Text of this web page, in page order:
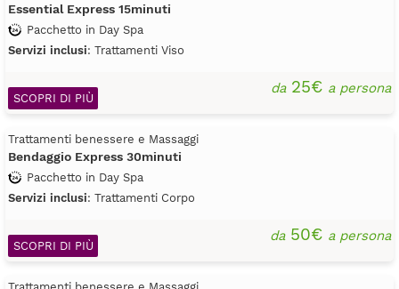
Essential Express 15minuti
Pacchetto in Day Spa
Servizi inclusi: Trattamenti Viso
da25€ a persona
SCOPRI DI PIÙ
Trattamenti benessere e Massaggi
Bendaggio Express 30minuti
Pacchetto in Day Spa
Servizi inclusi: Trattamenti Corpo
da50€ a persona
SCOPRI DI PIÙ